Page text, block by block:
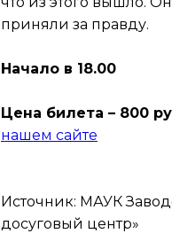
приняли за правду.
Начало в 18.00
Цена билета – 800
нашем сайте
Источник: МАУК
досуговый центр»